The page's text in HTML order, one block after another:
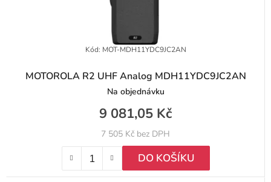
MOTOROLA R2 UHF Analog MDH11YDC9JC2AN
Na objednávku
7 505 Kč bez DPH
9 081,05 Kč
DO KOŠÍKU
Kód: MOT-MDH11YDC9JC2AN